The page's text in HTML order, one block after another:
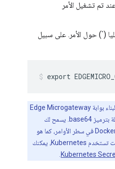
تم تشغيل الأمر
(`) حول الأمر. على سبيل
export
إصدار Docker المستخدَم لبناء بوابة Edge Microgateway
الصورة تقبل ملف الإعداد كسلسلة بترميز base64. يسمح لك
الترميز بتمرير ملف الإعداد إلى Docker في سطر الأوامر، كما هو
موضّح في الخطوة التالية. إذا كنت تستخدم Kubernetes، يمكنك
Kubernetes